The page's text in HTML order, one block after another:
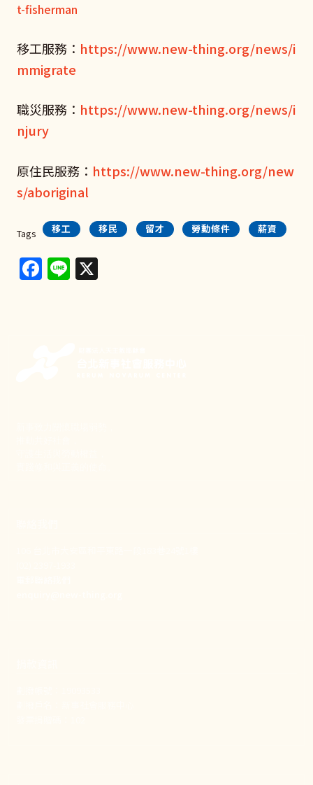
t-fisherman
移工服務： https://www.new-thing.org/news/i
mmigrate
職災服務： https://www.new-thing.org/news/i
njury
原住民服務： https://www.new-thing.org/new
s/aboriginal
Tags 移工 移民 留才 勞動條件 薪資
Facebook
Line